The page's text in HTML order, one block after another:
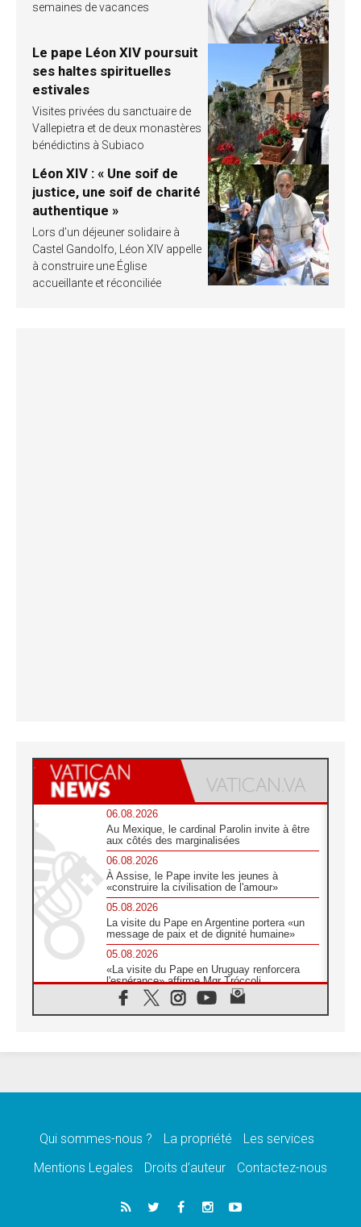
semaines de vacances
Le pape Léon XIV poursuit
ses haltes spirituelles
estivales
Visites privées du sanctuaire de
Vallepietra et de deux monastères
bénédictins à Subiaco
Léon XIV : « Une soif de
justice, une soif de charité
authentique »
Lors d’un déjeuner solidaire à
Castel Gandolfo, Léon XIV appelle
à construire une Église
accueillante et réconciliée
06.08.2026
Au Mexique, le cardinal Parolin invite à être
aux côtés des marginalisées
06.08.2026
À Assise, le Pape invite les jeunes à
«construire la civilisation de l'amour»
05.08.2026
La visite du Pape en Argentine portera «un
message de paix et de dignité humaine»
05.08.2026
«La visite du Pape en Uruguay renforcera
l'espérance» affirme Mgr Tróccoli
05.08.2026
Le nonce en Ukraine: «Il est inquiétant
05.08.2026
Addis-Abeba
Le Pape exprime ses condoléances suite au
05.08.2026
Le Pape attendu en novembre en Uruguay,
Qui sommes-nous ? La propriété
Les services
Mentions Legales
Droits d’auteur Contactez-nous